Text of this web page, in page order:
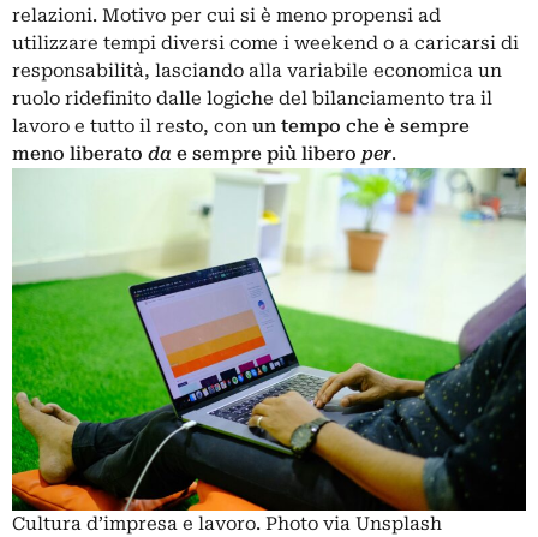
relazioni. Motivo per cui si è meno propensi ad
utilizzare tempi diversi come i weekend o a caricarsi di
responsabilità, lasciando alla variabile economica un
ruolo ridefinito dalle logiche del bilanciamento tra il
lavoro e tutto il resto, con un tempo che è sempre
meno liberato da e sempre più libero per.
Cultura d’impresa e lavoro. Photo via Unsplash